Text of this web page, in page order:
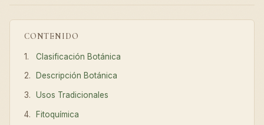
CONTENIDO
Clasificación Botánica
Descripción Botánica
Usos Tradicionales
Fitoquímica